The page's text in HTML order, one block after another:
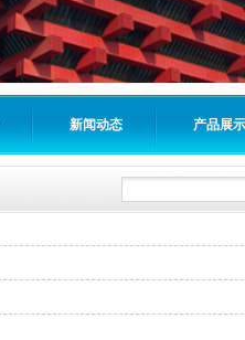
新闻动态 产品展示